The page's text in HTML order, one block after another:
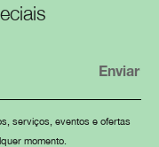
serviços, eventos e ofertas
momento.